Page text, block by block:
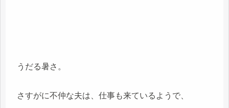
うだる暑さ。
さすがに不仲な夫は、仕事も来ているようで、